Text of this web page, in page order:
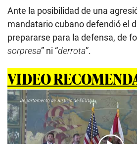
Ante la posibilidad de una
mandatario cubano defendió el
prepararse para la defensa, de
sorpresa” ni “derrota”.
VIDEO